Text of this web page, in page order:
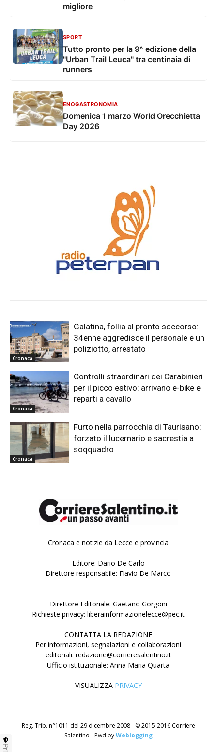
migliore
SPORT
Tutto pronto per la 9^ edizione della
"Urban Trail Leuca" tra centinaia di
runners
ENOGASTRONOMIA
Domenica 1 marzo World Orecchietta
Day 2026
Cronaca
Galatina, follia al pronto soccorso:
34enne aggredisce il personale e un
poliziotto, arrestato
Cronaca
Controlli straordinari dei Carabinieri
per il picco estivo: arrivano e-bike e
reparti a cavallo
Cronaca
Furto nella parrocchia di Taurisano:
forzato il lucernario e sacrestia a
soqquadro
Cronaca e notizie da Lecce e provincia
Editore: Dario De Carlo
Direttore responsabile: Flavio De Marco
Direttore Editoriale: Gaetano Gorgoni
Richieste privacy: liberainformazionelecce@pec.it
CONTATTA LA REDAZIONE
Per informazioni, segnalazioni e collaborazioni
editoriali: redazione@corrieresalentino.it
Ufficio istituzionale: Anna Maria Quarta
VISUALIZZA PRIVACY
Reg. Trib. n°1011 del 29 dicembre 2008 - © 2015-2016 Corriere
Salentino - Pwd byWeblogging